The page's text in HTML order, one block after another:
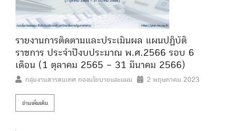
รายงานการติดตามและประเมินผล แผนปฏิบัติ
ราชการ ประจำปีงบประมาณ พ.ศ.2566 รอบ 6
เดือน (1 ตุลาคม 2565 – 31 มีนาคม 2566)
กลุ่มงานสารสนเทศ กองนโยบายและแผน 2 พฤษภาคม 2023
อ่านเพิ่มเติม